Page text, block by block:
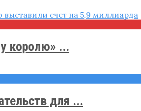
королю» ...
для ...